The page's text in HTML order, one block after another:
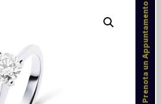
Prenota un Appuntamento